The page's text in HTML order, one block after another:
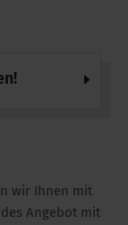
wir Ihnen mit
Angebot mit